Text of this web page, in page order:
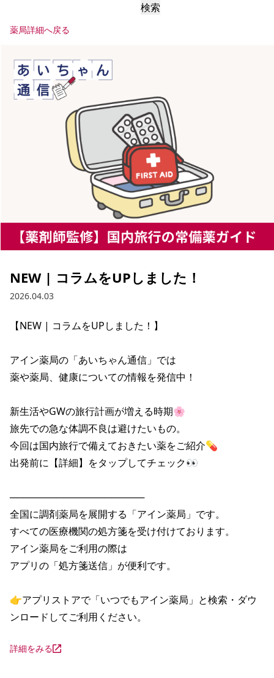
検索
薬局詳細へ戻る
NEW | コラムをUPしました！
2026.04.03
【NEW | コラムをUPしました！】
アイン薬局の「あいちゃん通信」では
薬や薬局、健康についての情報を発信中！
新生活やGWの旅行計画が増える時期🌸
旅先での急な体調不良は避けたいもの。
今回は国内旅行で備えておきたい薬をご紹介💊
出発前に【詳細】をタップしてチェック👀
────────────────────
全国に調剤薬局を展開する「アイン薬局」です。
すべての医療機関の処方箋を受け付けております。
アイン薬局をご利用の際は
アプリの「処方箋送信」が便利です。
👉アプリストアで「いつでもアイン薬局」と検索・ダウ
ンロードしてご利用ください。
詳細をみる